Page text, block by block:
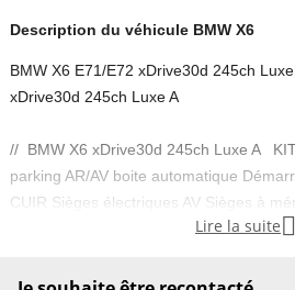
Description du véhicule BMW X6
BMW X6 E71/E72 xDrive30d 245ch
xDrive30d 245ch Luxe A
// BMW X6 xDrive30d 245ch Luxe A
parking AR/AV boite automatique
CUIR Sièges électriques AV Sièges à
20’’ 4 vitres électriques Climatisation
Bluetooth Prise audio aux / USB etc
Lire la suite 